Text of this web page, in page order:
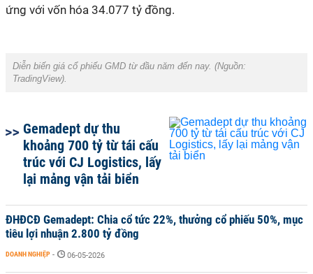
ứng với vốn hóa 34.077 tỷ đồng.
Diễn biến giá cổ phiếu GMD từ đầu năm đến nay. (Nguồn:
TradingView).
Gemadept dự thu
khoảng 700 tỷ từ tái cấu
trúc với CJ Logistics, lấy
lại mảng vận tải biển
ĐHĐCĐ Gemadept: Chia cổ tức 22%, thưởng cổ phiếu 50%, mục
tiêu lợi nhuận 2.800 tỷ đồng
DOANH NGHIỆP - 06-05-2026